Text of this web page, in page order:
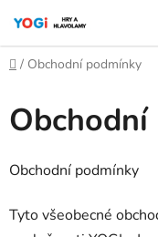
obsah
Domů
/ Obchodní podmínky
Obchodní podmínky
Tyto všeobecné